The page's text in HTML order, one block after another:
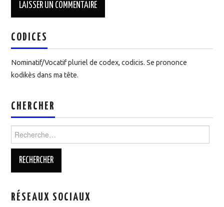
CODICES
Nominatif/Vocatif pluriel de codex, codicis. Se prononce
kodikès dans ma tête.
CHERCHER
Rechercher :
RÉSEAUX SOCIAUX